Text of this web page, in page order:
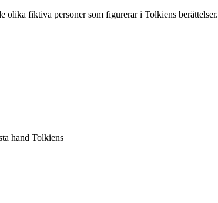
olika fiktiva personer som figurerar i Tolkiens berättelser.
hand Tolkiens